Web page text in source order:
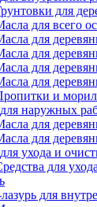
для
для всего
для
для
для
для
и
наружных
для
для
ухода и
для
для